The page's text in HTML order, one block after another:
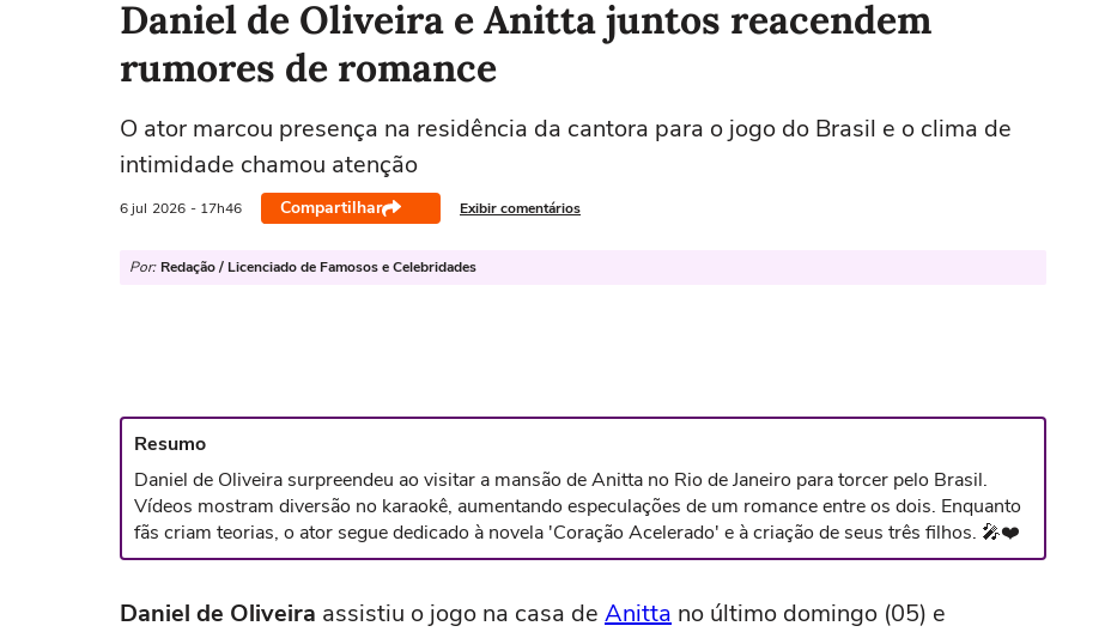
Daniel de Oliveira e Anitta juntos reacendem
rumores de romance
O ator marcou presença na residência da cantora para o jogo do Brasil e o clima de
intimidade chamou atenção
6 jul 2026 - 17h46 Compartilhar Exibir comentários
Por: Redação / Licenciado de Famosos e Celebridades
Resumo
Daniel de Oliveira surpreendeu ao visitar a mansão de Anitta no Rio de Janeiro para torcer pelo Brasil.
Vídeos mostram diversão no karaokê, aumentando especulações de um romance entre os dois. Enquanto
fãs criam teorias, o ator segue dedicado à novela 'Coração Acelerado' e à criação de seus três filhos. 🎤❤️
Daniel de Oliveira assistiu o jogo na casa de Anitta no último domingo (05) e